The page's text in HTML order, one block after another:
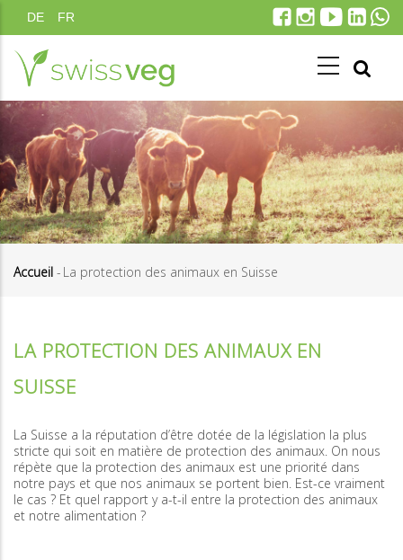
au
contenu
principal
DE FR
Accueil - La protection des animaux en Suisse
LA PROTECTION DES ANIMAUX EN
SUISSE
La Suisse a la réputation d’être dotée de la législation la plus
stricte qui soit en matière de protection des animaux. On nous
répète que la protection des animaux est une priorité dans
notre pays et que nos animaux se portent bien. Est-ce vraiment
le cas ? Et quel rapport y a-t-il entre la protection des animaux
et notre alimentation ?